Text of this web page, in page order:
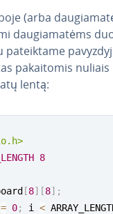
(arba
dau­gia­ma­tėms
pa­teik­ta­me
pa­kai­to­mis
lentą:
8
[8] [8] ;
= 0; i <